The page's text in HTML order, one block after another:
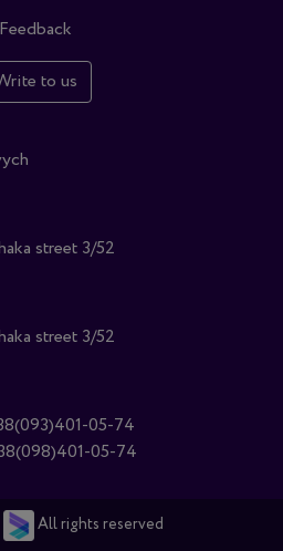
Feedback
to us
street 3/52
street 3/52
05-74
05-74
All rights reserved